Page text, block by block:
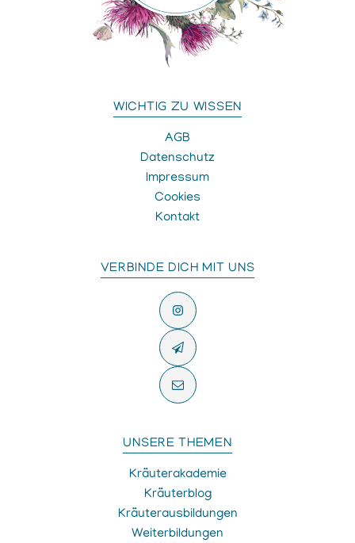
WICHTIG ZU WISSEN
AGB
Datenschutz
Impressum
Cookies
Kontakt
VERBINDE DICH MIT UNS
UNSERE THEMEN
Kräuterakademie
Kräuterblog
Kräuterausbildungen
Weiterbildungen